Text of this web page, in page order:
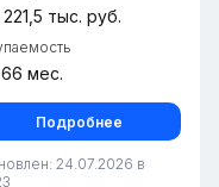
тыс. руб.
мес.
Подробнее
24.07.2026 в